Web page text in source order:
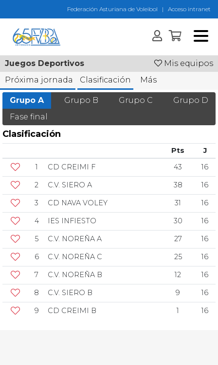
Federación Asturiana de Voleibol | Acceso intranet
Juegos Deportivos
Mis equipos
Próxima jornada
Clasificación Más
Grupo A Grupo B Grupo C
Grupo D
Fase final
Clasificación
Pts
J
1
CD CREIMI F 43 16
2 C.V. SIERO A 38 16
3 CD NAVA VOLEY 31 16
4 IES INFIESTO 30 16
5 C.V. NOREÑA A 27 16
6 C.V. NOREÑA C 25 16
7 C.V. NOREÑA B 12 16
8 C.V. SIERO B 9 16
9 CD CREIMI B 1 16